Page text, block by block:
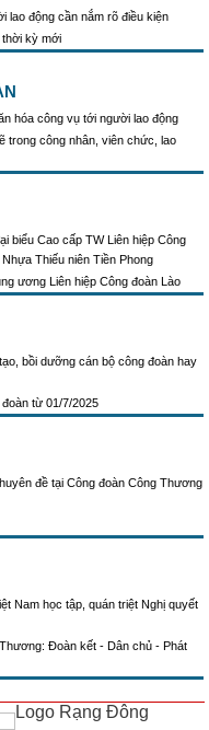
lao động cần nắm rõ điều kiện
thời kỳ mới
hóa công vụ tới người lao động
trong công nhân, viên chức, lao
biểu Cao cấp TW Liên hiệp Công
Thiếu niên Tiền Phong
ương Liên hiệp Công đoàn Lào
bồi dưỡng cán bộ công đoàn hay
từ 01/7/2025
đề tại Công đoàn Công Thương
Nam học tập, quán triệt Nghị quyết
Đoàn kết - Dân chủ - Phát